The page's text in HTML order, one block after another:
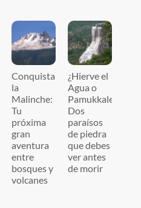
Conquista
la
Malinche:
Tu
próxima
gran
aventura
entre
bosques y
volcanes
¿Hierve el
Agua o
Pamukkale?
Dos
paraísos
de piedra
que debes
ver antes
de morir